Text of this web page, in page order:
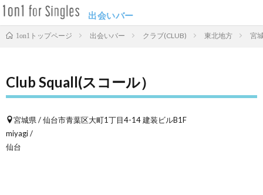
出会いバー
1on1トップページ 出会いバー クラブ(CLUB) 東北地方 宮
Club Squall(スコール）
宮城県 / 仙台市青葉区大町1丁目4-14 建装ビルB1F
miyagi /
仙台